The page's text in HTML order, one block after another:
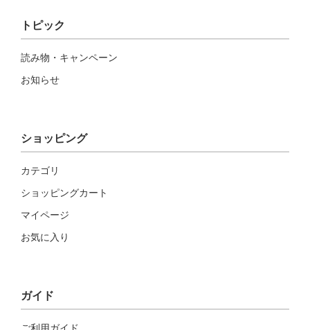
トピック
読み物・キャンペーン
お知らせ
ショッピング
カテゴリ
ショッピングカート
マイページ
お気に入り
ガイド
ご利用ガイド